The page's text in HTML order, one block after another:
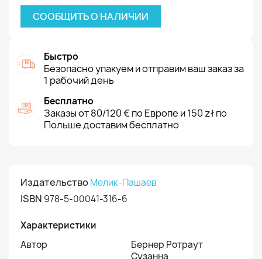
СООБЩИТЬ О НАЛИЧИИ
Быстро
Безопасно упакуем и отправим ваш заказ за
1 рабочий день
Бесплатно
Заказы от 80/120 € по Европе и 150 zł по
Польше доставим бесплатно
ИздательствоМелик-Пашаев
ISBN 978-5-00041-316-6
Характеристики
Автор
Бернер Ротраут
Сузанна